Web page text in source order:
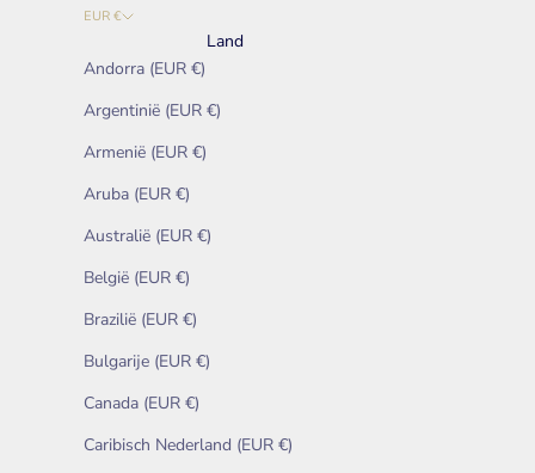
EUR €
Land
Andorra (EUR €)
Argentinië (EUR €)
Armenië (EUR €)
Aruba (EUR €)
Australië (EUR €)
België (EUR €)
Brazilië (EUR €)
Bulgarije (EUR €)
Canada (EUR €)
Caribisch Nederland (EUR €)